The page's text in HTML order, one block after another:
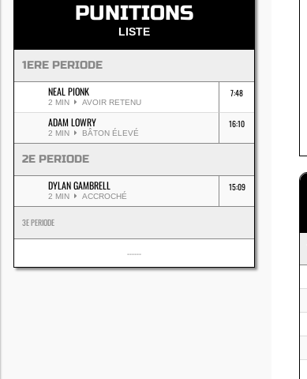
PUNITIONS
LISTE
1ERE PERIODE
NEAL PIONK
2 MIN AVOIR RETENU
7:48
ADAM LOWRY
2 MIN BÂTON ÉLEVÉ
16:10
2E PERIODE
DYLAN GAMBRELL
2 MIN ACCROCHÉ
15:09
3E PERIODE
------